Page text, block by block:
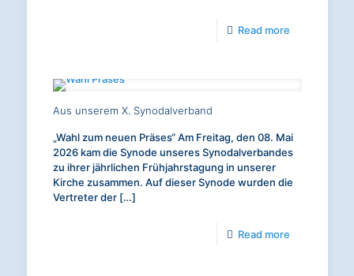
Read more-
Aus unserem X. Synodalverband
„Wahl zum neuen Präses“ Am Freitag, den 08. Mai
2026 kam die Synode unseres Synodalverbandes
zu ihrer jährlichen Frühjahrstagung in unserer
Kirche zusammen. Auf dieser Synode wurden die
Vertreter der[…]
Read more-